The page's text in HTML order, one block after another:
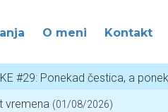
O meni Kontakt
#29: Ponekad čestica, a
vremena (01/08/2026)